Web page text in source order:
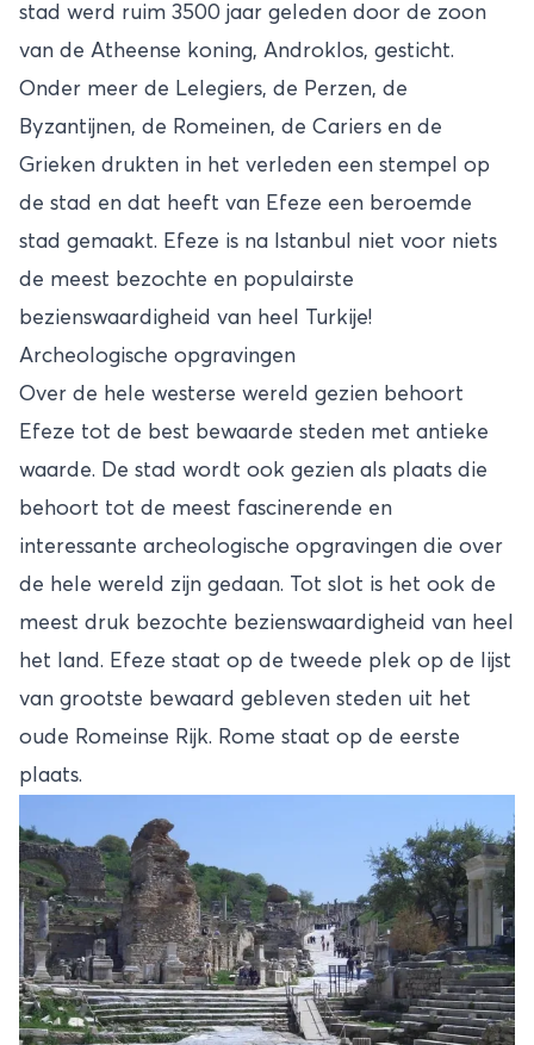
stad werd ruim 3500 jaar geleden door de zoon
van de Atheense koning, Androklos, gesticht.
Onder meer de Lelegiers, de Perzen, de
Byzantijnen, de Romeinen, de Cariers en de
Grieken drukten in het verleden een stempel op
de stad en dat heeft van Efeze een beroemde
stad gemaakt. Efeze is na Istanbul
niet voor niets
de meest bezochte en populairste
bezienswaardigheid van heel Turkije!
Archeologische opgravingen
Over de hele westerse wereld gezien behoort
Efeze tot de best bewaarde steden met antieke
waarde. De stad wordt ook gezien als plaats die
behoort tot de meest fascinerende en
interessante archeologische opgravingen die over
de hele wereld zijn gedaan. Tot slot is het ook de
meest druk bezochte bezienswaardigheid van heel
het land. Efeze staat op de tweede plek op de lijst
van grootste bewaard gebleven steden uit het
oude Romeinse Rijk. Rome staat op de eerste
plaats.